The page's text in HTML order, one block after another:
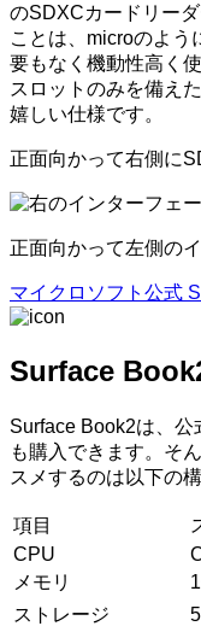
のSDXCカードリー
ことは、microのよう
要もなく機動性高く
スロットのみを備え
嬉しい仕様です。
正面向かって右側に
正面向かって左側の
マイクロソフト公式
Surface
Surface Book2は、
も購入できます。そ
スメするのは以下の
項目
CPU
メモリ
ストレージ